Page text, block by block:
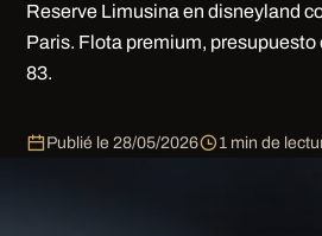
Reserve Limusina en disneyland
Paris. Flota premium, presupuesto
83.
Publié le 28/05/2026 1 min de